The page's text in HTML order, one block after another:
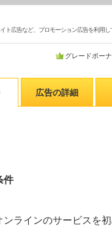
ト広告など、プロモーション広告を利用し
グレードボー
広告の詳細
件
ラインのサービスを初